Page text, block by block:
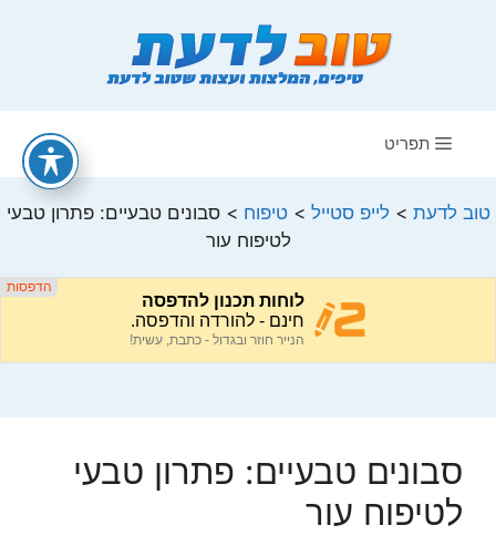
תפריט
טוב לדעת >לייפ סטייל >טיפוח >סבונים טבעיים: פתרון טבעי
לטיפוח עור
סבונים טבעיים: פתרון טבעי
לטיפוח עור